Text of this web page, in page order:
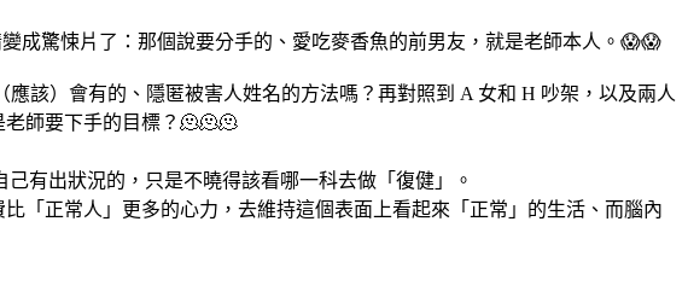
成驚悚片了：那個說要分手的、愛吃麥香魚的前男友，就是老師本人。😱😱
該）會有的、隱匿被害人姓名的方法嗎？再對照到 A 女和 H 吵架，以及兩人
師要下手的目標？🫠🫠🫠
有出狀況的，只是不曉得該看哪一科去做「復健」。
「正常人」更多的心力，去維持這個表面上看起來「正常」的生活、而腦內